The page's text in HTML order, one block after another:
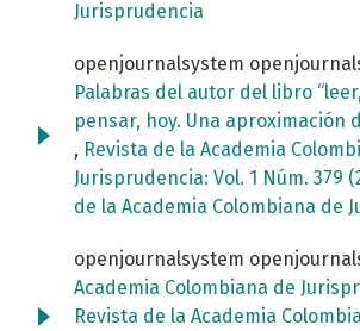
Jurisprudencia
openjournalsystem
Palabras del autor del libro
pensar, hoy. Una aproximación
, Revista de la Academia
Jurisprudencia: Vol. 1 Núm. 379
de la Academia Colombiana de
openjournalsystem
Academia Colombiana de
Revista de la Academia